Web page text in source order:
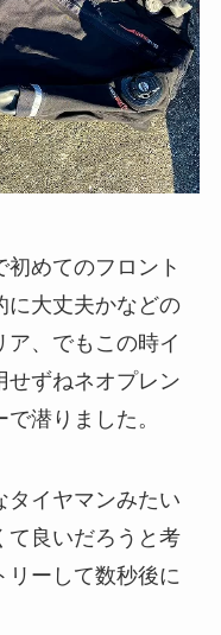
めてのフロント
に大丈夫かなどの
、でもこの時イ
せずねネオプレン
潜りました。
タイヤマンみたい
て良いだろうと考
リーして数秒後に